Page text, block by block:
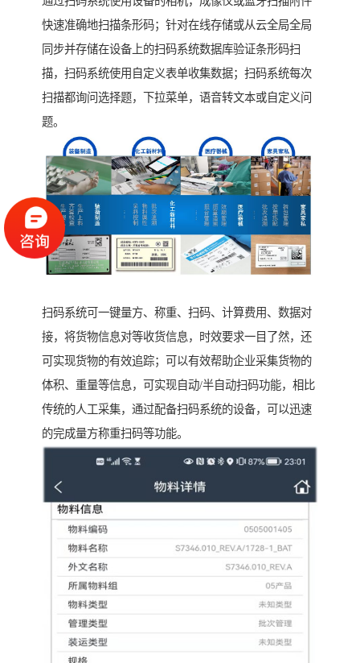
快速准确地扫描条形码；针对在线存储或从云全局全局
同步并存储在设备上的扫码系统数据库验证条形码扫
描，扫码系统使用自定义表单收集数据；扫码系统每次
扫描都询问选择题，下拉菜单，语音转文本或自定义问
题。
扫码系统可一键量方、称重、扫码、计算费用、数据对
接，将货物信息对等收货信息，时效要求一目了然，还
可实现货物的有效追踪；可以有效帮助企业采集货物的
体积、重量等信息，可实现自动/半自动扫码功能，相比
传统的人工采集，通过配备扫码系统的设备，可以迅速
的完成量方称重扫码等功能。